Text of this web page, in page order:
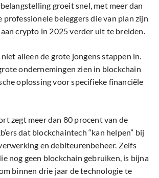
groeit snel, met meer dan
professionele beleggers die van plan zijn
crypto in 2025 verder uit te breiden.
alleen de grote jongens stappen in.
ondernemingen zien in blockchain
oplossing voor specifieke financiële
zegt meer dan 80 procent van de
dat blockchaintech “kan helpen” bij
en debiteurenbeheer. Zelfs
nog geen blockchain gebruiken, is bijna
binnen drie jaar de technologie te